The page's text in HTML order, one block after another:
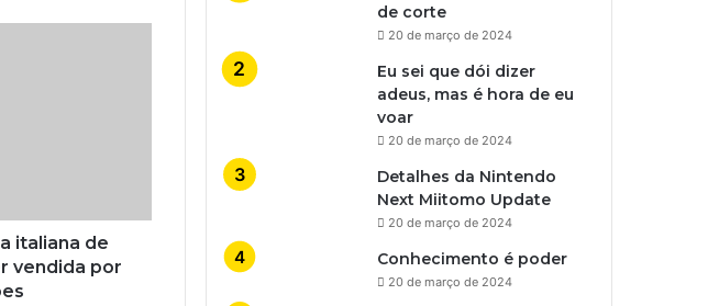
italiana de
vendida por
de corte
20 de março de 2024
Eu sei que dói dizer
adeus, mas é hora de eu
voar
20 de março de 2024
Detalhes da Nintendo
Next Miitomo Update
20 de março de 2024
Conhecimento é poder
20 de março de 2024